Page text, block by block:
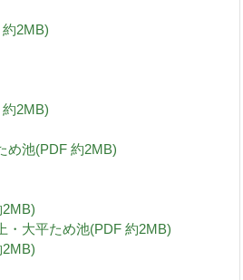
2MB)
2MB)
め池(PDF 約2MB)
・大平ため池(PDF 約2MB)